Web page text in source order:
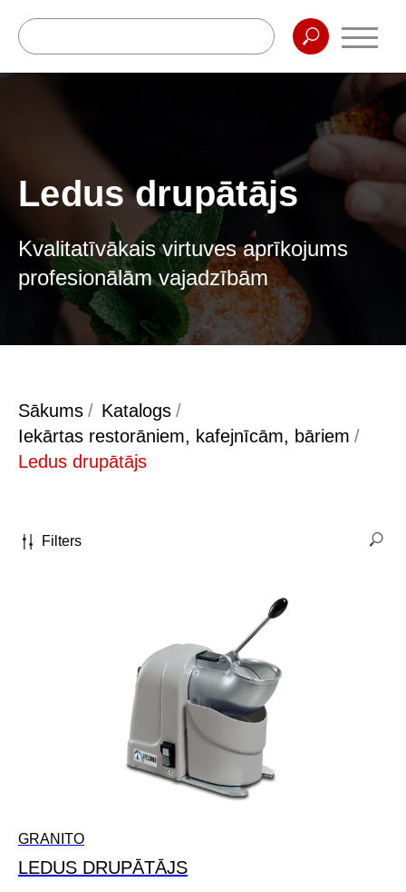
Ledus drupātājs
Kvalitatīvākais virtuves aprīkojums
profesionālām vajadzībām
Sākums / Katalogs /
Iekārtas restorāniem, kafejnīcām, bāriem /
Ledus drupātājs
Filters
GRANITO
LEDUS DRUPĀTĀJS